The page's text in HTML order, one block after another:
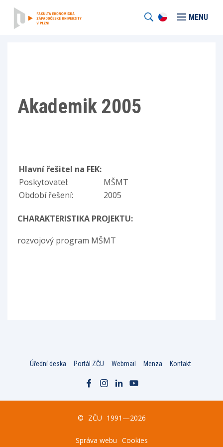
MENU
Akademik 2005
Hlavní řešitel na FEK:
Poskytovatel:
MŠMT
Období řešení:
2005
CHARAKTERISTIKA PROJEKTU:
rozvojový program MŠMT
Úřední deska Portál ZČU Webmail Menza Kontakt
© ZČU 1991—2026
Správa webu Cookies